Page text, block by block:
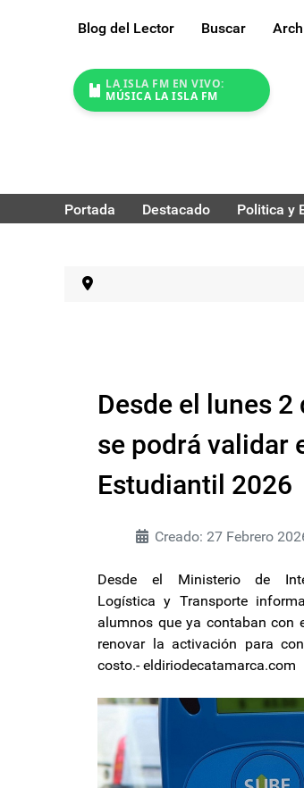
Blog del Lector Buscar
LA ISLA FM EN VIVO:
MÚSICA LA ISLA FM
Portada Destacado Politica y
Desde el lunes 2
se podrá validar
Estudiantil 2026
Creado: 27 Febrero
Desde el Ministerio de
Logística y Transporte
alumnos que ya contaban con
renovar la activación para
costo.- eldiriodecatamarca.com